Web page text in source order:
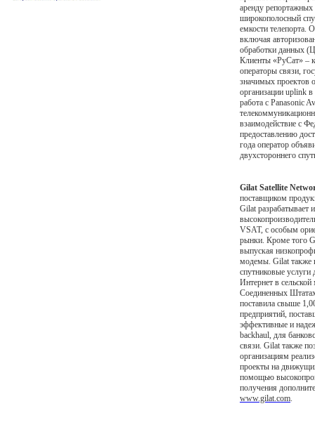
аренду
широкополосный
емкости телепорта.
включая
обработки данных
Клиенты «РуСат» –
операторы связи,
значимых проектов
организации uplink
работа с Panasonic
взаимодействие с
предоставлению
года оператор
двухстороннего
Gilat Satellite
поставщиком
Gilat разрабатывает
VSAT, с особым
рынки. Кроме того
выпуская
модемы. Gilat также
спутниковые услуги
Интернет в
Соединенных
поставила свыше
предприятий,
эффективные и
backhaul, для
связи. Gilat также
организациям
проекты на
помощью
получения
www.gilat.com.